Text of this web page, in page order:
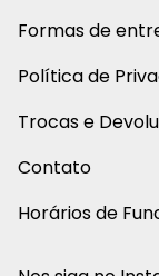
Formas de
Política de
Trocas e
Contato
Horários de